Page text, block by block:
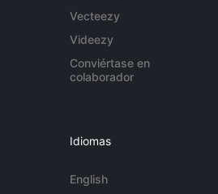
Vecteezy
Videezy
Conviértase en
colaborador
Idiomas
English